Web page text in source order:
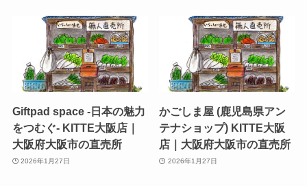
Giftpad space -日本の魅力
をつむぐ- KITTE大阪店｜
大阪府大阪市の直売所
2026年1月27日
かごしま屋 (鹿児島県アン
テナショップ) KITTE大阪
店｜大阪府大阪市の直売所
2026年1月27日